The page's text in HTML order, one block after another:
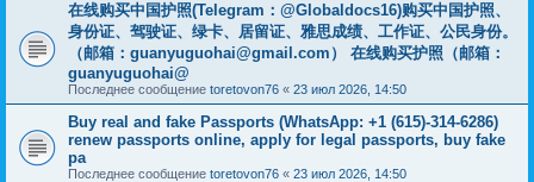
在线购买中国护照(Telegram：@Globaldocs16)购买中国护照、
身份证、驾驶证、绿卡、居留证、雅思成绩、工作证、公民身份。
（邮箱： guanyuguohai@gmail.com ） 在线购买护照（邮箱：
guanyuguohai@
Последнее сообщение toretovon76 « 23 июл 2026, 14:50
Buy real and fake Passports (WhatsApp: +1 (615)-314-6286)
renew passports online, apply for legal passports, buy fake
pa
Последнее сообщение toretovon76 « 23 июл 2026, 14:50